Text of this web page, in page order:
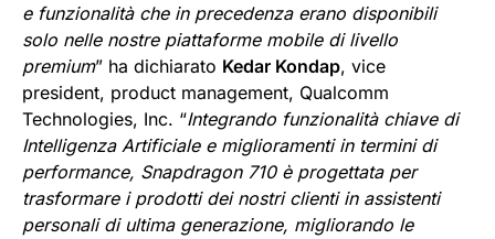
e funzionalità che in precedenza erano disponibili
solo nelle nostre piattaforme mobile di livello
premium” ha dichiarato Kedar Kondap, vice
president, product management, Qualcomm
Technologies, Inc. “Integrando funzionalità chiave di
Intelligenza Artificiale e miglioramenti in termini di
performance, Snapdragon 710 è progettata per
trasformare i prodotti dei nostri clienti in assistenti
personali di ultima generazione, migliorando le